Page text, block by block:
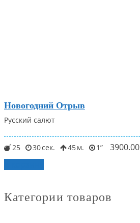
Новогодний Отрыв
Русский салют
25 30 45 1 3900.00
Категории товаров